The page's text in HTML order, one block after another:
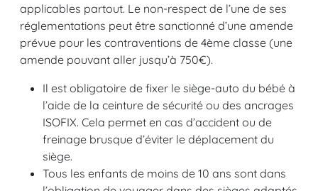
applicables partout. Le non-respect de l’une de ses
réglementations peut être sanctionné d’une amende
prévue pour les contraventions de 4ème classe (une
amende pouvant aller jusqu’à 750€).
Il est obligatoire de fixer le siège-auto du bébé à
l’aide de la ceinture de sécurité ou des ancrages
ISOFIX. Cela permet en cas d’accident ou de
freinage brusque d’éviter le déplacement du
siège.
Tous les enfants de moins de 10 ans sont dans